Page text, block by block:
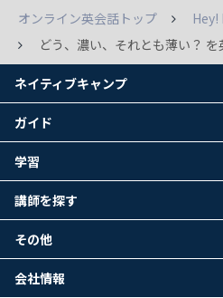
オンライン英会話トップ
どう、濃い、それとも薄い？
ネイティブキャンプ
ガイド
学習
講師を探す
その他
会社情報